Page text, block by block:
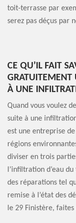
toit-terrasse par
serez pas déçus par
CE QU’IL FAIT
GRATUITEMENT
À UNE
Quand vous voulez
suite à une
est une entreprise
régions
diviser en trois
l’infiltration d’eau
des réparations tel
remise à l’état des
le 29 Finistère,